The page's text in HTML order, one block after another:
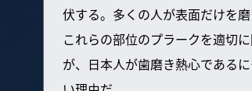
伏する。多くの人が表面だけを
これらの部位のプラークを適切
が、日本人が歯磨き熱心である